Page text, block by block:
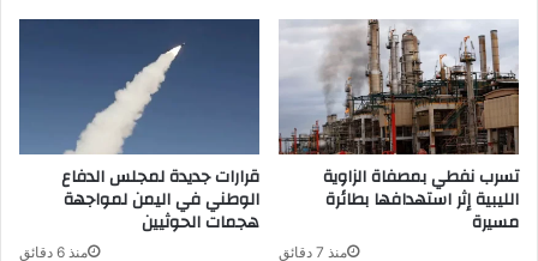
قرارات جديدة لمجلس الدفاع
الوطني في اليمن لمواجهة
هجمات الحوثيين
منذ 6 دقائق
تسرب نفطي بمصفاة الزاوية
الليبية إثر استهدافها بطائرة
مسيرة
منذ 7 دقائق